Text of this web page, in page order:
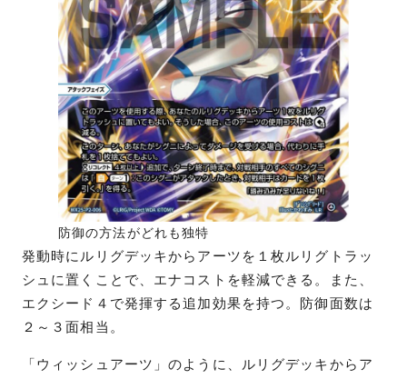
防御の方法がどれも独特
発動時にルリグデッキからアーツを１枚ルリグトラッ
シュに置くことで、エナコストを軽減できる。また、
エクシード４で発揮する追加効果を持つ。防御面数は
２～３面相当。
「ウィッシュアーツ」のように、ルリグデッキからア